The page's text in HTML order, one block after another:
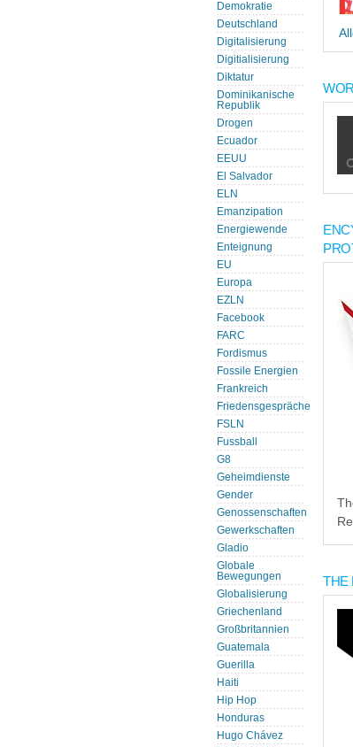
Demokratie
Deutschland
Digitalisierung
Digitialisierung
Diktatur
Dominikanische
Republik
Drogen
Ecuador
EEUU
El Salvador
ELN
Emanzipation
Energiewende
Enteignung
EU
Europa
EZLN
Facebook
FARC
Fordismus
Fossile Energien
Frankreich
Friedensgespräche
FSLN
Fussball
G8
Geheimdienste
Gender
Genossenschaften
Gewerkschaften
Gladio
Globale
Bewegungen
Globalisierung
Griechenland
Großbritannien
Guatemala
Guerilla
Haiti
Hip Hop
Honduras
Hugo Chávez
THE